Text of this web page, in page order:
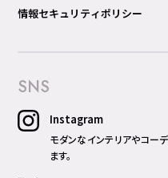
情報セキュリティポリシー
SNS
Instagram
モダンなインテリアやコー
ます。